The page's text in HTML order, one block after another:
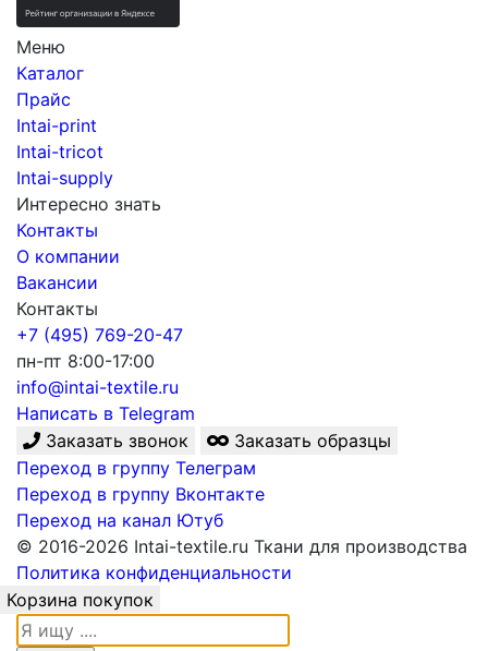
Меню
Каталог
Прайс
Intai-print
Intai-tricot
Intai-supply
Интересно знать
Контакты
О компании
Вакансии
Контакты
+7 (495) 769-20-47
пн-пт 8:00-17:00
info@intai-textile.ru
Написать в Telegram
Заказать звонок
Заказать образцы
Переход в группу Телеграм
Переход в группу Вконтакте
Переход на канал Ютуб
© 2016-2026 Intai-textile.ru Ткани для производства
Политика конфиденциальности
Корзина покупок